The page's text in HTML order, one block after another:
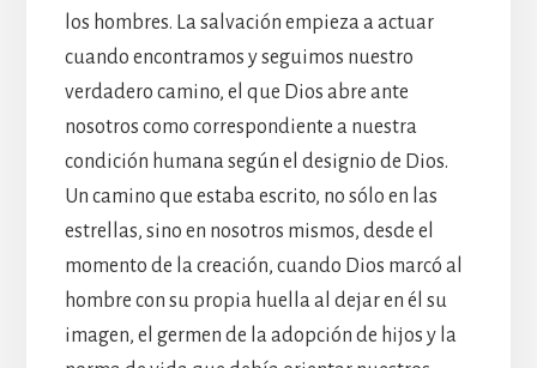
los hombres. La salvación empieza a actuar
cuando encontramos y seguimos nuestro
verdadero camino, el que Dios abre ante
nosotros como correspondiente a nuestra
condición humana según el designio de Dios.
Un camino que estaba escrito, no sólo en las
estrellas, sino en nosotros mismos, desde el
momento de la creación, cuando Dios marcó al
hombre con su propia huella al dejar en él su
imagen, el germen de la adopción de hijos y la